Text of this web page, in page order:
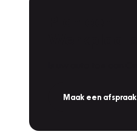
Maak een afspraak